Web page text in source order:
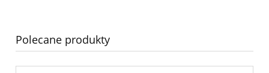
Polecane produkty